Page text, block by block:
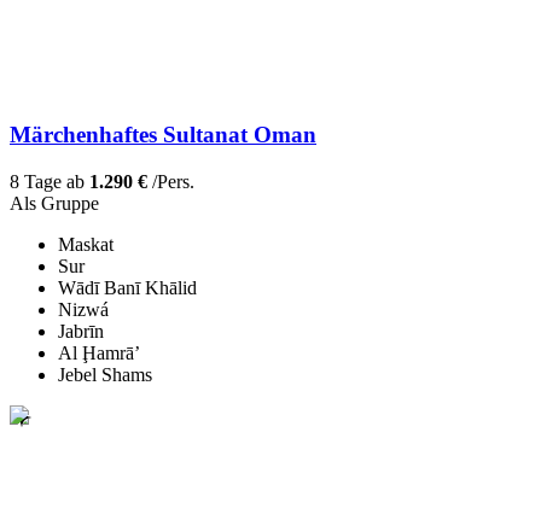
Märchenhaftes Sultanat Oman
8 Tage ab 1.290 € /Pers.
Als Gruppe
Maskat
Sur
Wādī Banī Khālid
Nizwá
Jabrīn
Al Ḩamrā’
Jebel Shams